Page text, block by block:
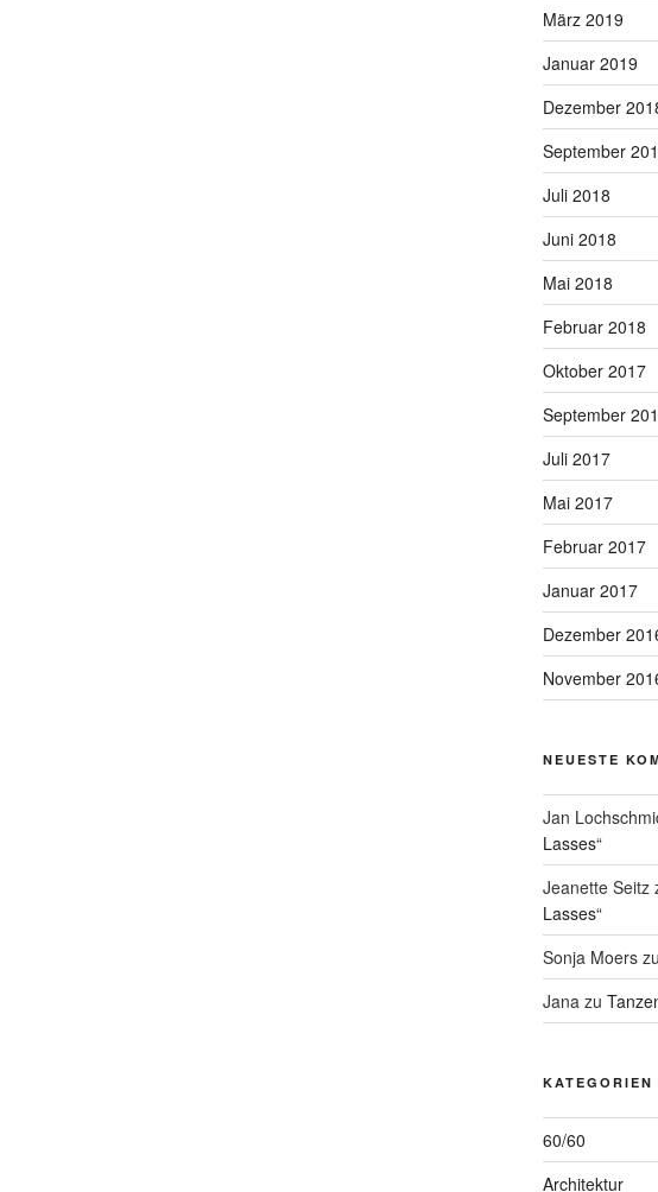
März 2019
Januar 2019
Dezember
September
Juli 2018
Juni 2018
Mai 2018
Februar 2018
Oktober 2017
September
Juli 2017
Mai 2017
Februar 2017
Januar 2017
Dezember
November
NEUESTE
Jan
Lasses“
Jeanette Seitz
Lasses“
Sonja Moers
Jana zu
KATEGORIEN
60/60
Architektur